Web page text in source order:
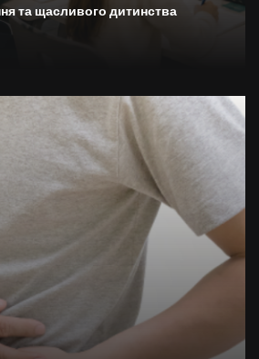
та щасливого дитинства